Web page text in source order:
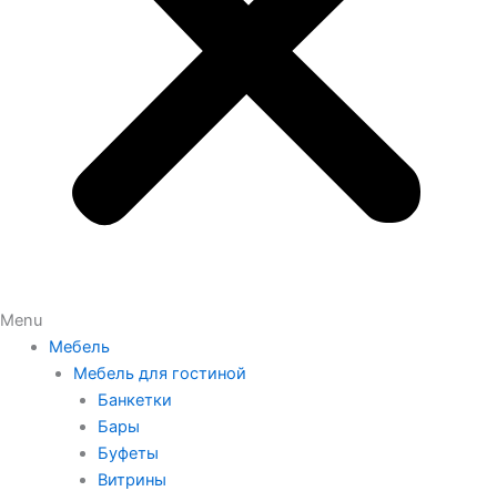
Menu
Мебель
Мебель для гостиной
Банкетки
Бары
Буфеты
Витрины